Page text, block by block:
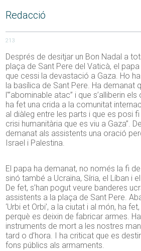
Redacció
213
Després de desitjar un Bon Nadal a
plaça de Sant Pere del Vaticà, el
que cessi la devastació a Gaza. Ho
la basílica de Sant Pere. Ha demanat
l'”abominable atac” i que s’alliberin
ha fet una crida a la comunitat
al diàleg entre les parts i que es posi
crisi humanitària que es viu a Gaza”.
demanat als assistents una oració
Israel i Palestina.
El papa ha demanat, no només la fi
sinó també a Ucraïna, Síria, el Líban i
De fet, s’han pogut veure banderes
assistents a la plaça de Sant Pere.
‘Urbi et Orbi’, a la ciutat i al món, ha
perquè es deixin de fabricar armes.
instruments de mort a les nostres
tard o d’hora. I ha criticat que es
fons públics als armaments.